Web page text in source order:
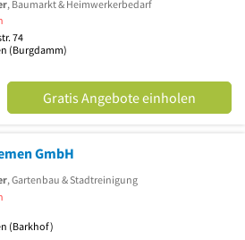
, Baumarkt & Heimwerkerbedarf
74
(Burgdamm)
Gratis Angebote einholen
GmbH
, Gartenbau & Stadtreinigung
(Barkhof)